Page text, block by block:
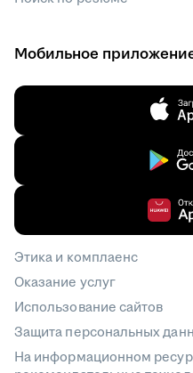
Мобильное
Этика и комплаенс
Оказание услуг
Использование сайтов
Защита персональных
На информационном